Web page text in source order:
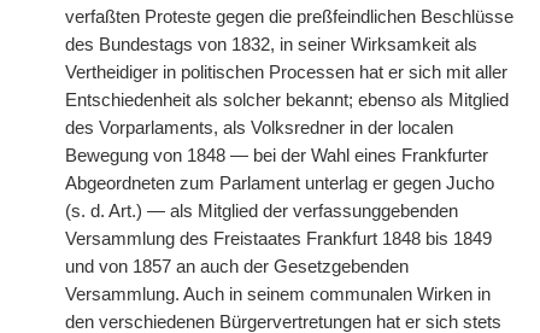
verfaßten Proteste gegen die preßfeindlichen Beschlüsse
des Bundestags von 1832, in seiner Wirksamkeit als
Vertheidiger in politischen Processen hat er sich mit aller
Entschiedenheit als solcher bekannt; ebenso als Mitglied
des Vorparlaments, als Volksredner in der localen
Bewegung von 1848 — bei der Wahl eines Frankfurter
Abgeordneten zum Parlament unterlag er gegen Jucho
(s. d. Art.) — als Mitglied der verfassunggebenden
Versammlung des Freistaates Frankfurt 1848 bis 1849
und von 1857 an auch der Gesetzgebenden
Versammlung. Auch in seinem communalen Wirken in
den verschiedenen Bürgervertretungen hat er sich stets